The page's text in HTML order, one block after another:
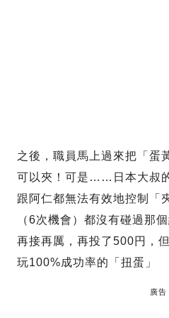
之後，職員馬上過來把「蛋
可以夾！可是……日本大叔
跟阿仁都無法有效地控制「
（6次機會）都沒有碰過那
再接再厲，再投了500円，
玩100%成功率的「扭蛋」
廣告